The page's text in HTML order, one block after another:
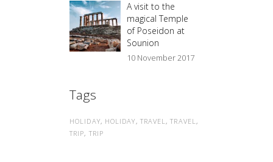
A visit to the
magical Temple
of Poseidon at
Sounion
10 November 2017
Tags
HOLIDAY HOLIDAY TRAVEL
TRAVEL
TRIP TRIP